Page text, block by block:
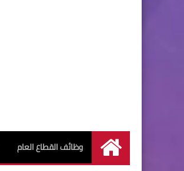
الرئيسية
وظائف القطاع العام